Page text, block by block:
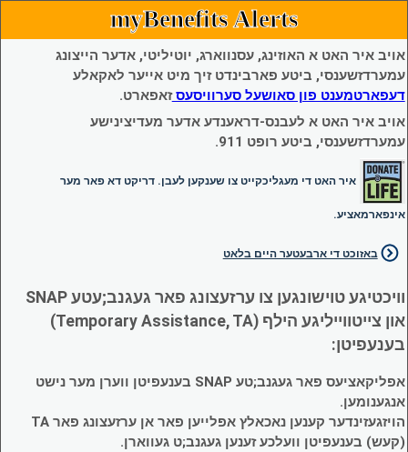
myBenefits Alerts
אויב איר האט א האוזינג, עסנווארג, יוטיליטי, אדער הייצונג
עמערדזשענסי, ביטע פארבינדט זיך מיט אייער לאקאלע
דעפארטמענט פון סאושעל סערוויסעסזאפארט.
אויב איר האט א לעבנס-דראענדע אדער מעדיצינישע
עמערדזשענסי, ביטע רופט 911.
איר האט די מעגליכקייט צו שענקען לעבן. דריקט דא פאר מער
אינפארמאציע.
באזוכט די ארבעטער היים בלאט
וויכטיגע טוישונגען צו ערזעצונג פאר געגנב;עטע SNAP
און צייטווייליגע הילף (Temporary Assistance, TA)
בענעפיטן:
אפליקאציעס פאר געגנב;טע SNAP בענעפיטן ווערן מער נישט
אנגענומען.
הויזגעזינדער קענען נאכאלץ אפּלייען פאר אן ערזעצונג פאר TA
(קעש) בענעפיטן וועלכע זענען געגנב;ט געווארן.